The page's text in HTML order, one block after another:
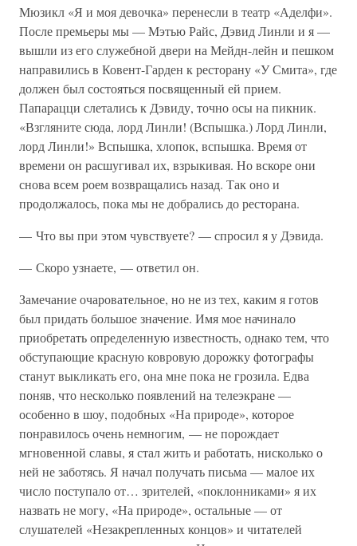
Мюзикл «Я и моя девочка» перенесли в театр «Аделфи».
После премьеры мы — Мэтью Райс, Дэвид Линли и я —
вышли из его служебной двери на Мейдн-лейн и пешком
направились в Ковент-Гарден к ресторану «У Смита», где
должен был состояться посвященный ей прием.
Папарацци слетались к Дэвиду, точно осы на пикник.
«Взгляните сюда, лорд Линли! (Вспышка.) Лорд Линли,
лорд Линли!» Вспышка, хлопок, вспышка. Время от
времени он расшугивал их, взрыкивая. Но вскоре они
снова всем роем возвращались назад. Так оно и
продолжалось, пока мы не добрались до ресторана.
— Что вы при этом чувствуете? — спросил я у Дэвида.
— Скоро узнаете, — ответил он.
Замечание очаровательное, но не из тех, каким я готов
был придать большое значение. Имя мое начинало
приобретать определенную известность, однако тем, что
обступающие красную ковровую дорожку фотографы
станут выкликать его, она мне пока не грозила. Едва
поняв, что несколько появлений на телеэкране —
особенно в шоу, подобных «На природе», которое
понравилось очень немногим, — не порождает
мгновенной славы, я стал жить и работать, нисколько о
ней не заботясь. Я начал получать письма — малое их
число поступало от… зрителей, «поклонниками» я их
назвать не могу, «На природе», остальные — от
слушателей «Незакрепленных концов» и читателей